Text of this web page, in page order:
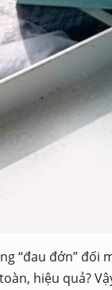
“đau đớn”
hiệu quả?